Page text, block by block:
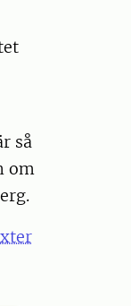
så
om